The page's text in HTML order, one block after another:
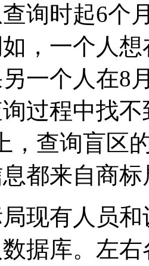
询时起6个
，一个人
一个人在8
过程中找
，查询盲区
都来自商
现有人员
据库。左